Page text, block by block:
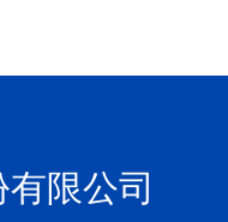
限公司